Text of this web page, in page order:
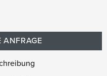
ANFRAGE